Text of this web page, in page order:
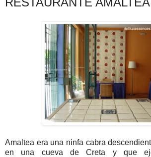
Amaltea era una ninfa cabra
en una cueva de Creta y que